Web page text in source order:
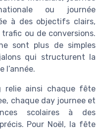
ou journée
à des objectifs clairs,
trafic ou de conversions.
sont plus de simples
qui structurent la
l’année.
relie ainsi chaque fête
chaque day journee et
scolaires à des
Pour Noël, la fête